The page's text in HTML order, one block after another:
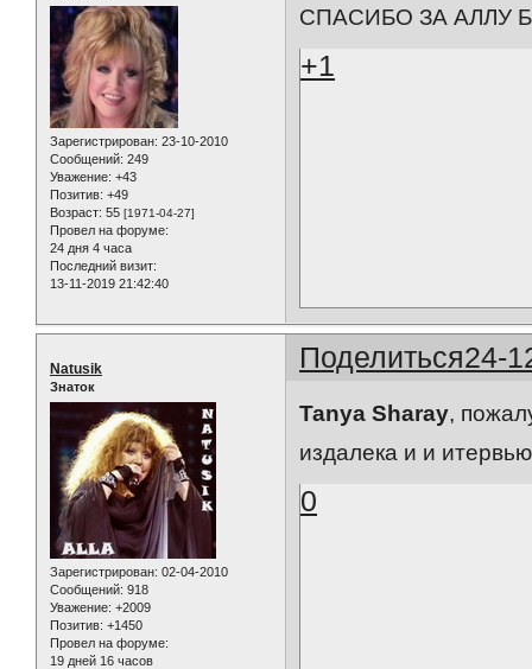
Зарегистрирован: 23-10-2010
Сообщений: 249
Уважение: +43
Позитив: +49
Возраст: 55 [1971-04-27]
Провел на форуме:
24 дня 4 часа
Последний визит:
13-11-2019 21:42:40
СПАСИБО ЗА АЛЛУ
+1
Поделиться24-
Natusik
Знаток
Зарегистрирован: 02-04-2010
Сообщений: 918
Уважение: +2009
Позитив: +1450
Провел на форуме:
19 дней 16 часов
Tanya Sharay,
издалека и и
0